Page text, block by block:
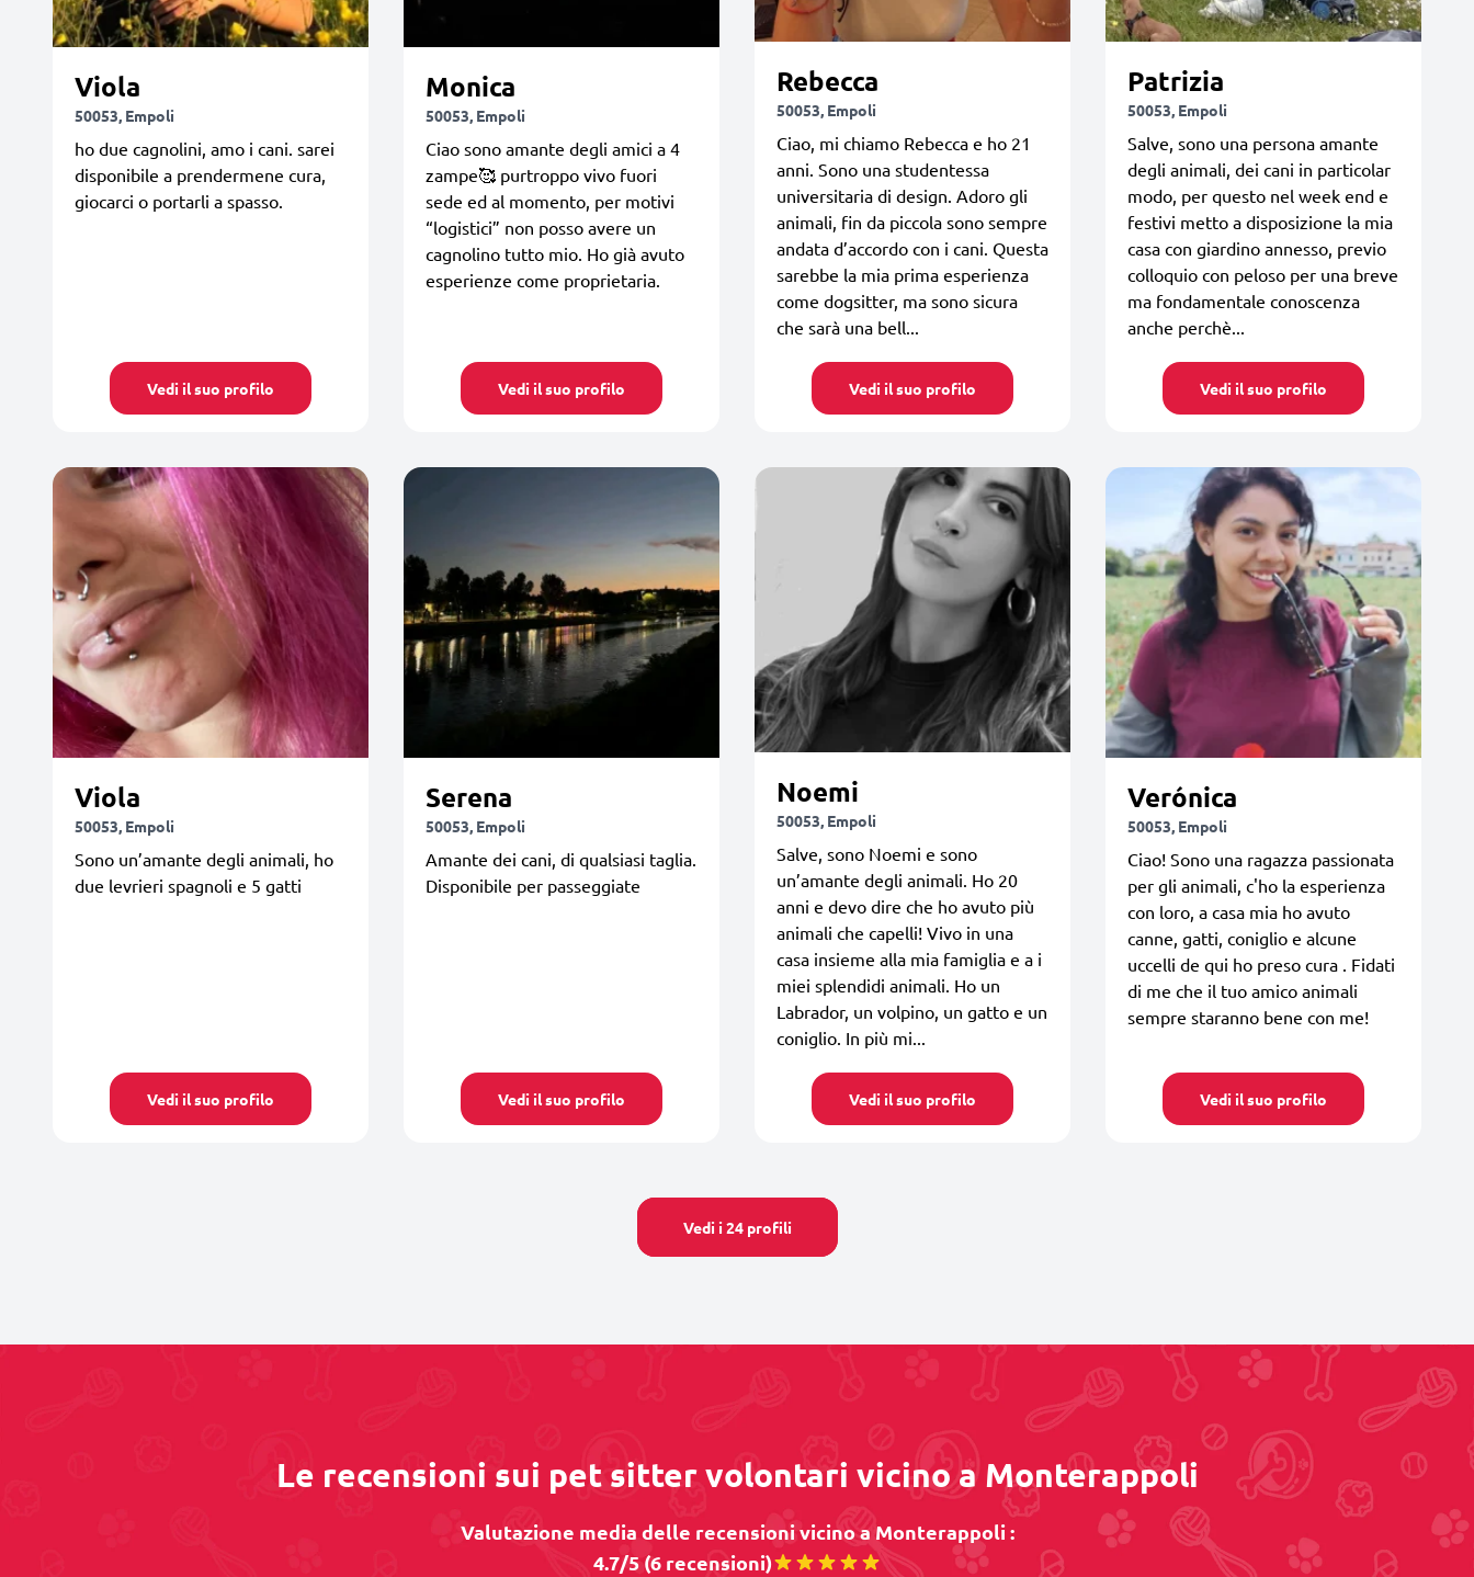
Viola
50053, Empoli
ho due cagnolini, amo i cani. sarei
disponibile a prendermene cura,
giocarci o portarli a spasso.
Vedi il suo profilo
Monica
50053, Empoli
Ciao sono amante degli amici a 4
zampe🥰 purtroppo vivo fuori
sede ed al momento, per motivi
“logistici” non posso avere un
cagnolino tutto mio. Ho già avuto
esperienze come proprietaria.
Vedi il suo profilo
Rebecca
50053, Empoli
Ciao, mi chiamo Rebecca e ho 21
anni. Sono una studentessa
universitaria di design. Adoro gli
animali, fin da piccola sono sempre
andata d’accordo con i cani. Questa
sarebbe la mia prima esperienza
come dogsitter, ma sono sicura
che sarà una bell...
Vedi il suo profilo
Patrizia
50053, Empoli
Salve, sono una persona amante
degli animali, dei cani in particolar
modo, per questo nel week end e
festivi metto a disposizione la mia
casa con giardino annesso, previo
colloquio con peloso per una breve
ma fondamentale conoscenza
anche perchè...
Vedi il suo profilo
Viola
50053, Empoli
Sono un’amante degli animali, ho
due levrieri spagnoli e 5 gatti
Vedi il suo profilo
Serena
50053, Empoli
Amante dei cani, di qualsiasi taglia.
Disponibile per passeggiate
Vedi il suo profilo
Noemi
50053, Empoli
Salve, sono Noemi e sono
un’amante degli animali. Ho 20
anni e devo dire che ho avuto più
animali che capelli! Vivo in una
casa insieme alla mia famiglia e a i
miei splendidi animali. Ho un
Labrador, un volpino, un gatto e un
coniglio. In più mi...
Vedi il suo profilo
Verónica
50053, Empoli
Ciao! Sono una ragazza passionata
per gli animali, c'ho la esperienza
con loro, a casa mia ho avuto
canne, gatti, coniglio e alcune
uccelli de qui ho preso cura . Fidati
di me che il tuo amico animali
sempre staranno bene con me!
Vedi il suo profilo
Vedi i 24 profili
Le recensioni sui pet sitter volontari vicino a Monterappoli
Valutazione media delle recensioni vicino a Monterappoli :
4.7/5 (6 recensioni)